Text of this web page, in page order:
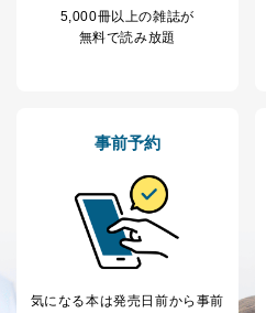
5,000冊以上の雑誌が
無料で読み放題
事前予約
気になる本は発売日前から事前